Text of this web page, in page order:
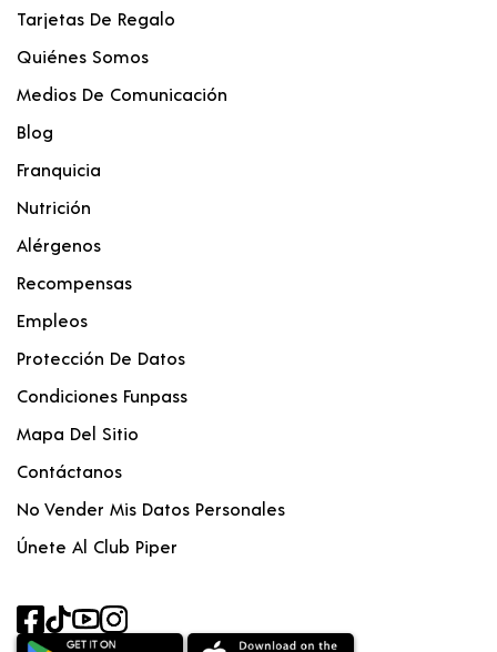
Tarjetas De Regalo
Quiénes Somos
Medios De Comunicación
Blog
Franquicia
Nutrición
Alérgenos
Recompensas
Empleos
Protección De Datos
Condiciones Funpass
Mapa Del Sitio
Contáctanos
No Vender Mis Datos Personales
Únete Al Club Piper